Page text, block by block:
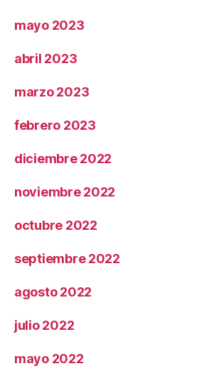
mayo 2023
abril 2023
marzo 2023
febrero 2023
diciembre 2022
noviembre 2022
octubre 2022
septiembre 2022
agosto 2022
julio 2022
mayo 2022